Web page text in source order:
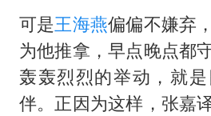
可是王海燕偏偏不嫌弃
为他推拿，早点晚点都
轰轰烈烈的举动，就
伴。正因为这样，张嘉